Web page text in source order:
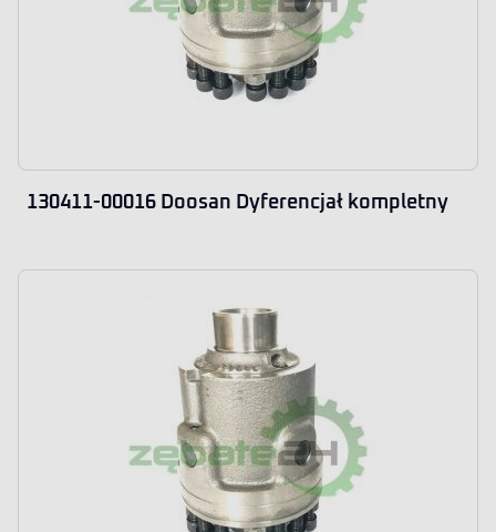
130411-00016 Doosan Dyferencjał kompletny